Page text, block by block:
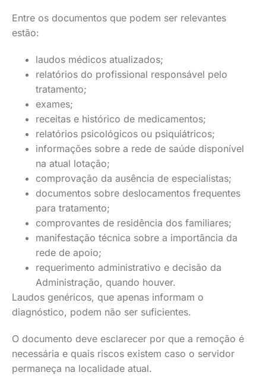
Entre os documentos que podem ser relevantes
estão:
laudos médicos atualizados;
relatórios do profissional responsável pelo
tratamento;
exames;
receitas e histórico de medicamentos;
relatórios psicológicos ou psiquiátricos;
informações sobre a rede de saúde disponível
na atual lotação;
comprovação da ausência de especialistas;
documentos sobre deslocamentos frequentes
para tratamento;
comprovantes de residência dos familiares;
manifestação técnica sobre a importância da
rede de apoio;
requerimento administrativo e decisão da
Administração, quando houver.
Laudos genéricos, que apenas informam o
diagnóstico, podem não ser suficientes.
O documento deve esclarecer por que a remoção é
necessária e quais riscos existem caso o servidor
permaneça na localidade atual.